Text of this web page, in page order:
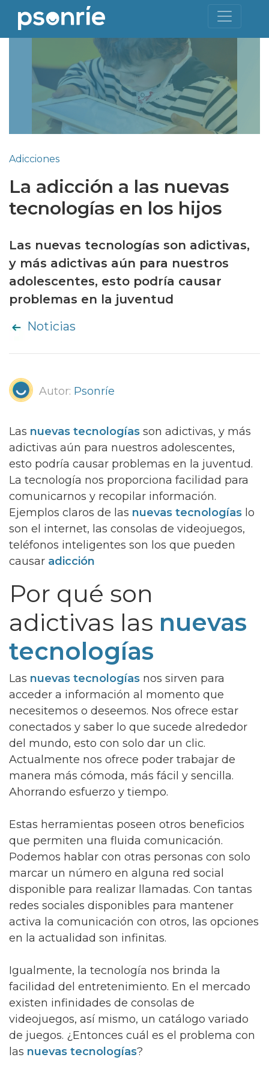
Adicciones
La adicción a las nuevas
tecnologías en los hijos
Las nuevas tecnologías son adictivas,
y más adictivas aún para nuestros
adolescentes, esto podría causar
problemas en la juventud
Noticias
Autor: Psonríe
Las nuevas tecnologías son adictivas, y más
adictivas aún para nuestros adolescentes,
esto podría causar problemas en la juventud.
La tecnología nos proporciona facilidad para
comunicarnos y recopilar información.
Ejemplos claros de las nuevas tecnologías lo
son el internet, las consolas de videojuegos,
teléfonos inteligentes son los que pueden
causar adicción
Por qué son
adictivas las nuevas
tecnologías
Las nuevas tecnologías nos sirven para
acceder a información al momento que
necesitemos o deseemos. Nos ofrece estar
conectados y saber lo que sucede alrededor
del mundo, esto con solo dar un clic.
Actualmente nos ofrece poder trabajar de
manera más cómoda, más fácil y sencilla.
Ahorrando esfuerzo y tiempo.
Estas herramientas poseen otros beneficios
que permiten una fluida comunicación.
Podemos hablar con otras personas con solo
marcar un número en alguna red social
disponible para realizar llamadas. Con tantas
redes sociales disponibles para mantener
activa la comunicación con otros, las opciones
en la actualidad son infinitas.
Igualmente, la tecnología nos brinda la
facilidad del entretenimiento. En el mercado
existen infinidades de consolas de
videojuegos, así mismo, un catálogo variado
de juegos. ¿Entonces cuál es el problema con
las nuevas tecnologías?